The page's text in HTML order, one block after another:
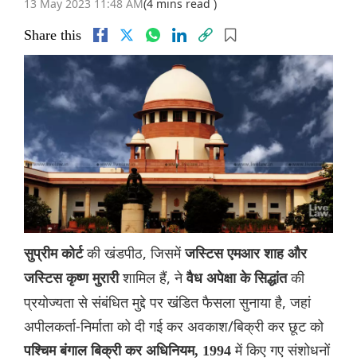
13 May 2023 11:48 AM(4 mins read )
Share this
सुप्रीम कोर्टकी खंडपीठ, जिसमेंजस्टिस एमआर शाह और
जस्टिस कृष्ण मुरारीशामिल हैं, नेवैध अपेक्षा के सिद्धांतकी
प्रयोज्यता से संबंधित मुद्दे पर खंडित फैसला सुनाया है, जहां
अपीलकर्ता-निर्माता को दी गई कर अवकाश/बिक्री कर छूट को
पश्चिम बंगाल बिक्री कर अधिनियम, 1994में किए गए संशोधनों